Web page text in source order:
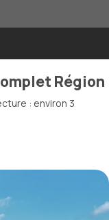
Région
: environ 3